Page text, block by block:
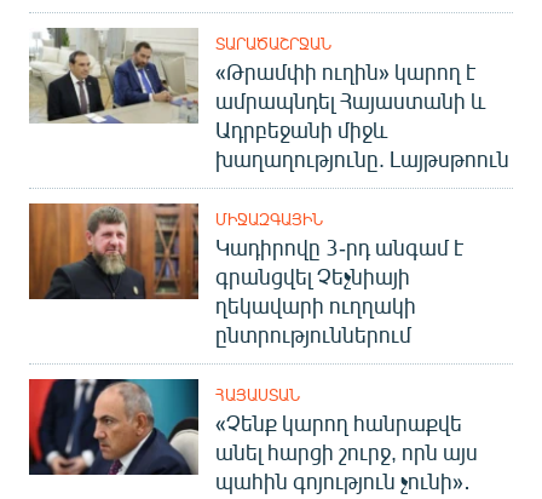
ՏԱՐԱԾԱՇՐՋԱՆ
«Թրամփի ուղին» կարող է
ամրապնդել Հայաստանի և
Ադրբեջանի միջև
խաղաղությունը. Լայթսթոուն
ՄԻՋԱԶԳԱՅԻՆ
Կադիրովը 3-րդ անգամ է
գրանցվել Չեչնիայի
ղեկավարի ուղղակի
ընտրություններում
ՀԱՅԱՍՏԱՆ
«Չենք կարող հանրաքվե
անել հարցի շուրջ, որն այս
պահին գոյություն չունի»․